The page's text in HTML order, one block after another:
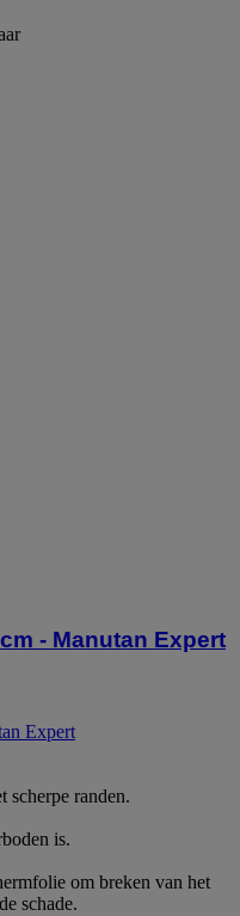
- Manutan Expert
Expert
scherpe randen.
is.
om breken van het
schade.